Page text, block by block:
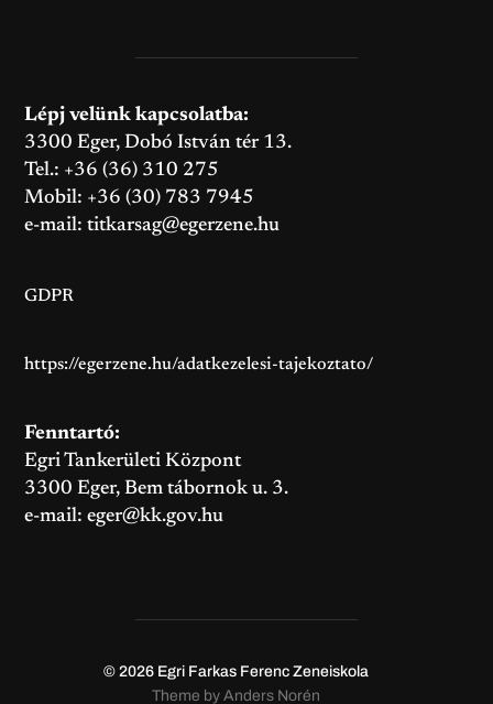
Lépj velünk kapcsolatba:
3300 Eger, Dobó István tér 13.
Tel.: +36 (36) 310 275
Mobil: +36 (30) 783 7945
e-mail:titkarsag@egerzene.hu
GDPR
https://egerzene.hu/adatkezelesi-tajekoztato/
Fenntartó:
Egri Tankerületi Központ
3300 Eger, Bem tábornok u. 3.
e-mail:eger@kk.gov.hu
© 2026 Egri Farkas Ferenc Zeneiskola
Theme by Anders Norén